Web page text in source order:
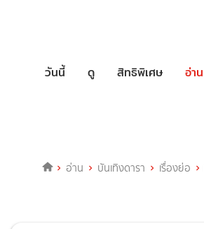
วันนี้ ดู สิทธิพิเศษ อ่าน
อ่าน บันเทิงดารา เรื่องย่อ